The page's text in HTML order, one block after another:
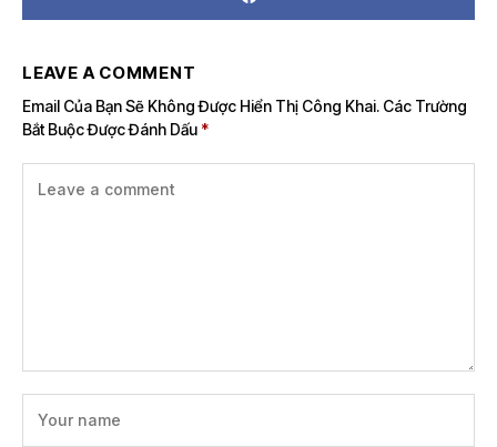
LEAVE A COMMENT
Email Của Bạn Sẽ Không Được Hiển Thị Công Khai. Các Trường
Bắt Buộc Được Đánh Dấu *